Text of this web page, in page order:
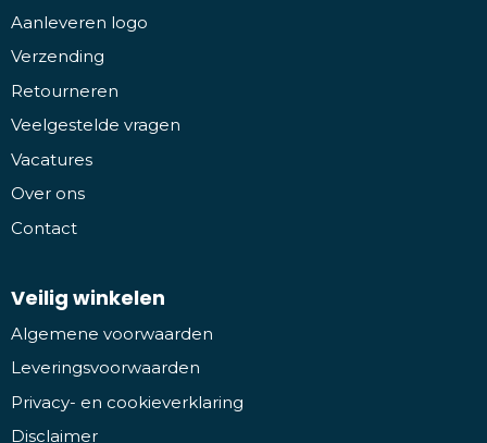
Aanleveren logo
Verzending
Retourneren
Veelgestelde vragen
Vacatures
Over ons
Contact
Veilig winkelen
Algemene voorwaarden
Leveringsvoorwaarden
Privacy- en cookieverklaring
Disclaimer